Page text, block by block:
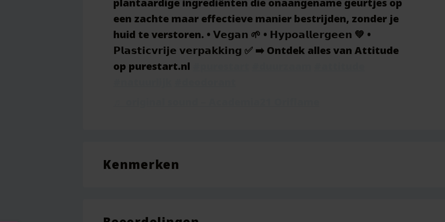
plantaardige ingrediënten die onaangename geurtjes op
een zachte maar effectieve manier bestrijden, zonder je
huid te verstoren. • 𝗩𝗲𝗴𝗮𝗻 🌱 • 𝗛𝘆𝗽𝗼𝗮𝗹𝗹𝗲𝗿𝗴𝗲𝗲𝗻 💚 •
𝗣𝗹𝗮𝘀𝘁𝗶𝗰𝘃𝗿𝗶𝗷𝗲 𝘃𝗲𝗿𝗽𝗮𝗸𝗸𝗶𝗻𝗴 ✅ ➡️ Ontdek alles van Attitude
op purestart.nl
Kenmerken